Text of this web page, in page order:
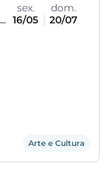
sex.
16/05
dom.
20/07
Arte e Cultura